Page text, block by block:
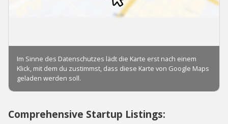
Comprehensive Startup Listings: